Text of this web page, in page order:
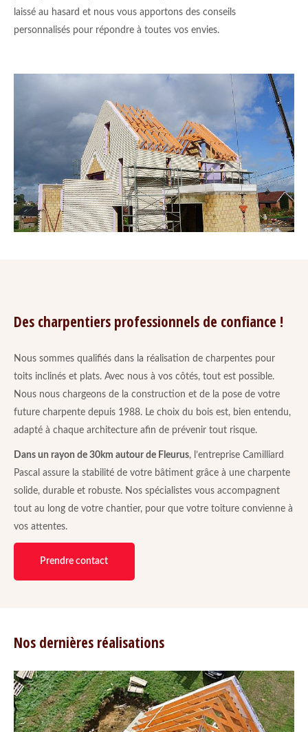
laissé au hasard et nous vous apportons des conseils
personnalisés pour répondre à toutes vos envies.
Des charpentiers professionnels de confiance !
Nous sommes qualifiés dans la réalisation de charpentes pour
toits inclinés et plats. Avec nous à vos côtés, tout est possible.
Nous nous chargeons de la construction et de la pose de votre
future charpente depuis 1988. Le choix du bois est, bien entendu,
adapté à chaque architecture afin de prévenir tout risque.
Dans un rayon de 30km autour de Fleurus, l’entreprise Camilliard
Pascal assure la stabilité de votre bâtiment grâce à une charpente
solide, durable et robuste. Nos spécialistes vous accompagnent
tout au long de votre chantier, pour que votre toiture convienne à
vos attentes.
Prendre contact
Nos dernières réalisations